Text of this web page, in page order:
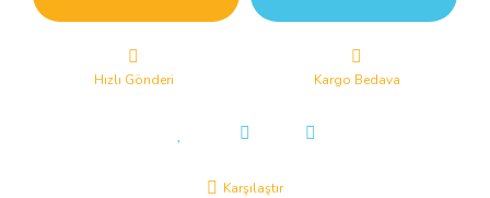
Hızlı Gönderi Kargo Bedava
Karşılaştır